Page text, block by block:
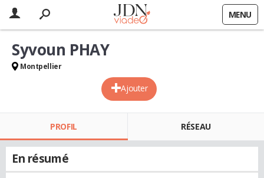
MENU
Ajouter
Syvoun PHAY
Montpellier
PROFIL RÉSEAU
En résumé